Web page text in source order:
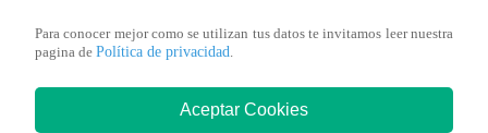
También te puede
Para conocer mejor como se utilizan tus datos te invitamos leer nuestra
pagina de Política de privacidad
Aceptar Cookies